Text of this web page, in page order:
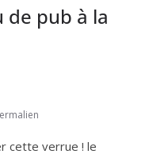
de pub à la
cette ver­rue ! le